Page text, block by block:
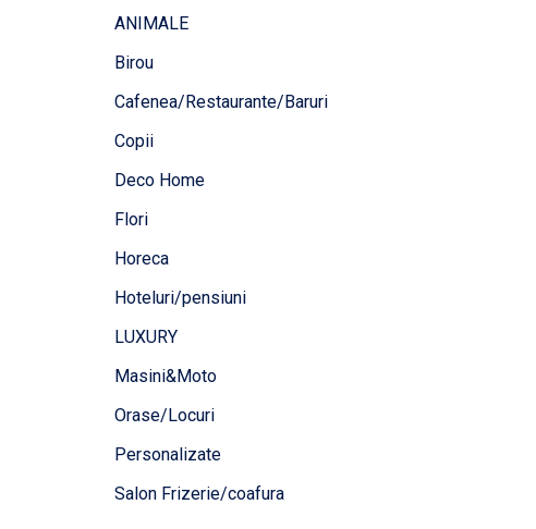
ANIMALE
Birou
Cafenea/Restaurante/Baruri
Copii
Deco Home
Flori
Horeca
Hoteluri/pensiuni
LUXURY
Masini&Moto
Orase/Locuri
Personalizate
Salon Frizerie/coafura